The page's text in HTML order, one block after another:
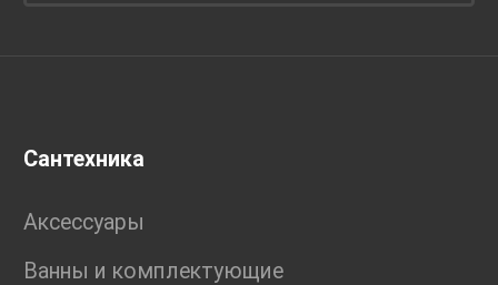
Сантехника
Аксессуары
Ванны и комплектующие